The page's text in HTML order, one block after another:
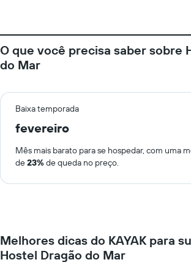
O que você precisa saber sobre
do Mar
Baixa temporada
fevereiro
Mês mais barato para se hospedar, com uma
de23%de queda no preço.
Melhores dicas do KAYAK para
Hostel Dragão do Mar